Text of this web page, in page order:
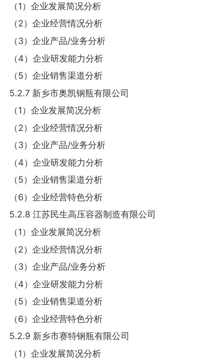
（1）企业发展简况分析
（2）企业经营情况分析
（3）企业产品/业务分析
（4）企业研发能力分析
（5）企业销售渠道分析
5.2.7 新乡市奥凯钢瓶有限公司
（1）企业发展简况分析
（2）企业经营情况分析
（3）企业产品/业务分析
（4）企业研发能力分析
（5）企业销售渠道分析
（6）企业经营特色分析
5.2.8 江苏民生高压容器制造有限公司
（1）企业发展简况分析
（2）企业经营情况分析
（3）企业产品/业务分析
（4）企业研发能力分析
（5）企业销售渠道分析
（6）企业经营特色分析
5.2.9 新乡市赛特钢瓶有限公司
（1）企业发展简况分析